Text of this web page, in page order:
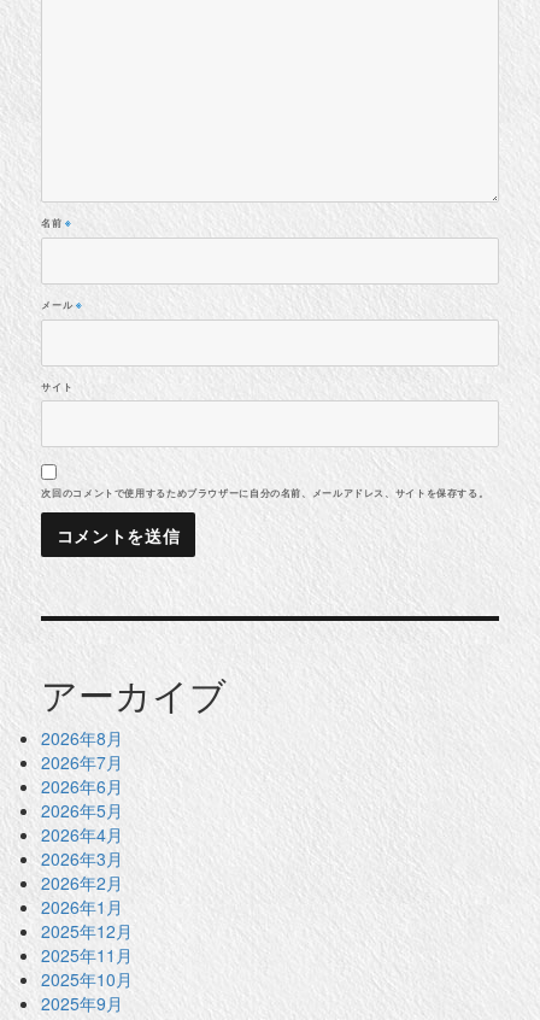
名前※
メール ※
サイト
次回のコメントで使用するためブラウザーに自分の名前、メールアドレス、サイトを保存する。
アーカイブ
2026年8月
2026年7月
2026年6月
2026年5月
2026年4月
2026年3月
2026年2月
2026年1月
2025年12月
2025年11月
2025年10月
2025年9月